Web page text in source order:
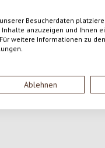
Besucherdaten
anzuzeigen und Ihnen
weitere Informationen zu
Ablehnen
dei prodotti